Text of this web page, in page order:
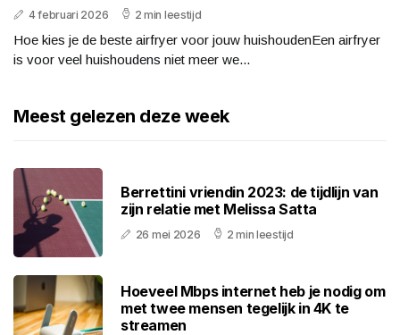
4 februari 2026 2 min leestijd
Hoe kies je de beste airfryer voor jouw huishoudenEen airfryer
is voor veel huishoudens niet meer we...
Meest gelezen deze week
Berrettini vriendin 2023: de tijdlijn van
zijn relatie met Melissa Satta
26 mei 2026 2 min leestijd
Hoeveel Mbps internet heb je nodig om
met twee mensen tegelijk in 4K te
streamen